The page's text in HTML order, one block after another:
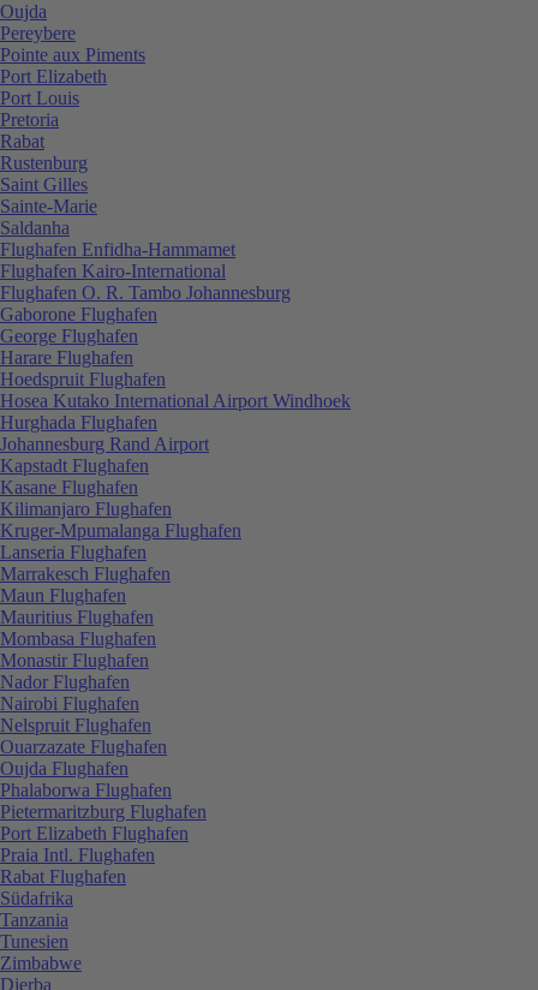
Oujda
Pereybere
Pointe aux Piments
Port Elizabeth
Port Louis
Pretoria
Rabat
Rustenburg
Saint Gilles
Sainte-Marie
Saldanha
Flughafen Enfidha-Hammamet
Flughafen Kairo-International
Flughafen O. R. Tambo Johannesburg
Gaborone Flughafen
George Flughafen
Harare Flughafen
Hoedspruit Flughafen
Hosea Kutako International Airport Windhoek
Hurghada Flughafen
Johannesburg Rand Airport
Kapstadt Flughafen
Kasane Flughafen
Kilimanjaro Flughafen
Kruger-Mpumalanga Flughafen
Lanseria Flughafen
Marrakesch Flughafen
Maun Flughafen
Mauritius Flughafen
Mombasa Flughafen
Monastir Flughafen
Nador Flughafen
Nairobi Flughafen
Nelspruit Flughafen
Ouarzazate Flughafen
Oujda Flughafen
Phalaborwa Flughafen
Pietermaritzburg Flughafen
Port Elizabeth Flughafen
Praia Intl. Flughafen
Rabat Flughafen
Südafrika
Tanzania
Tunesien
Zimbabwe
Djerba